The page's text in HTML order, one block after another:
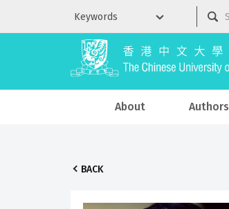
About Authors
BACK